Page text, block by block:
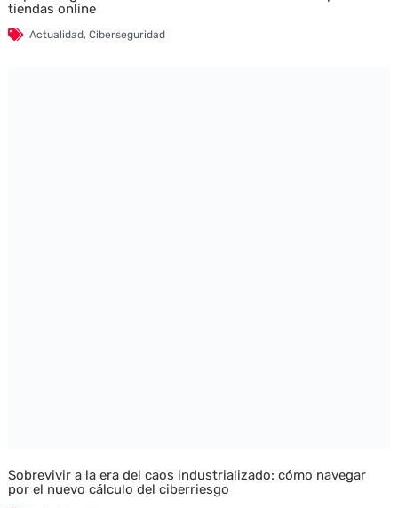
tiendas online
Actualidad, Ciberseguridad
Sobrevivir a la era del caos industrializado: cómo navegar
por el nuevo cálculo del ciberriesgo